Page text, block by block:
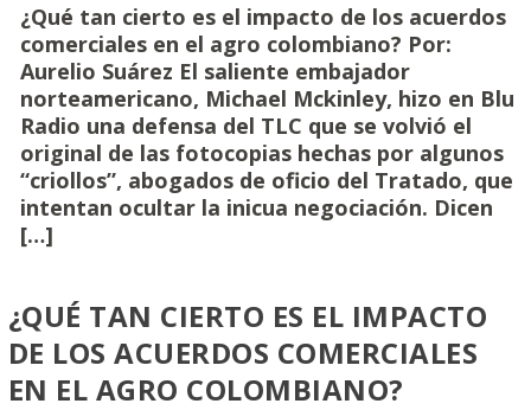
¿Qué tan cierto es el impacto de los acuerdos
comerciales en el agro colombiano? Por:
Aurelio Suárez El saliente embajador
norteamericano, Michael Mckinley, hizo en Blu
Radio una defensa del TLC que se volvió el
original de las fotocopias hechas por algunos
“criollos”, abogados de oficio del Tratado, que
intentan ocultar la inicua negociación. Dicen
[…]
¿QUÉ TAN CIERTO ES EL IMPACTO
DE LOS ACUERDOS COMERCIALES
EN EL AGRO COLOMBIANO?